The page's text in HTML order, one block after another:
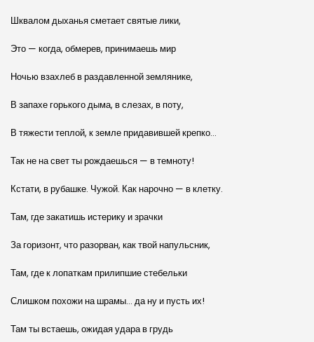
Шквалом дыханья сметает святые лики,
Это — когда, обмерев, принимаешь мир
Ночью взахлеб в раздавленной землянике,
В запахе горького дыма, в слезах, в поту,
В тяжести теплой, к земле придавившей крепко…
Так не на свет ты рождаешься — в темноту!
Кстати, в рубашке. Чужой. Как нарочно — в клетку.
Там, где закатишь истерику и зрачки
За горизонт, что разорван, как твой напульсник,
Там, где к лопаткам прилипшие стебельки
Слишком похожи на шрамы… да ну и пусть их!
Там ты встаешь, ожидая удара в грудь